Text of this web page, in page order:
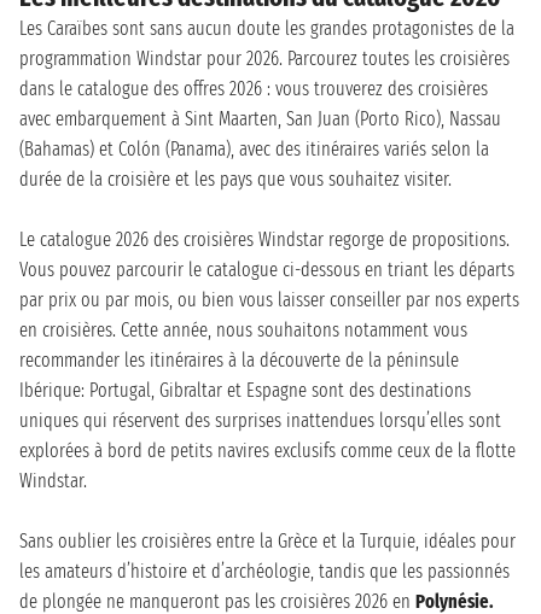
Les Caraïbes sont sans aucun doute les grandes protagonistes de la
programmation Windstar pour 2026. Parcourez toutes les croisières
dans le catalogue des offres 2026 : vous trouverez des croisières
avec embarquement à Sint Maarten, San Juan (Porto Rico), Nassau
(Bahamas) et Colón (Panama), avec des itinéraires variés selon la
durée de la croisière et les pays que vous souhaitez visiter.
Le catalogue 2026 des croisières Windstar regorge de propositions.
Vous pouvez parcourir le catalogue ci-dessous en triant les départs
par prix ou par mois, ou bien vous laisser conseiller par nos experts
en croisières. Cette année, nous souhaitons notamment vous
recommander les itinéraires à la découverte de la péninsule
Ibérique: Portugal, Gibraltar et Espagne sont des destinations
uniques qui réservent des surprises inattendues lorsqu’elles sont
explorées à bord de petits navires exclusifs comme ceux de la flotte
Windstar.
Sans oublier les croisières entre la Grèce et la Turquie, idéales pour
les amateurs d’histoire et d’archéologie, tandis que les passionnés
de plongée ne manqueront pas les croisières 2026 en Polynésie.